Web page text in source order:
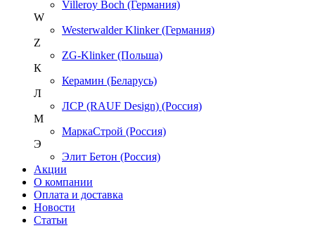
Villeroy Boch (Германия)
W
Westerwalder Klinker (Германия)
Z
ZG-Klinker (Польша)
К
Керамин (Беларусь)
Л
ЛСР (RAUF Design) (Россия)
М
МаркаСтрой (Россия)
Э
Элит Бетон (Россия)
Акции
О компании
Оплата и доставка
Новости
Статьи